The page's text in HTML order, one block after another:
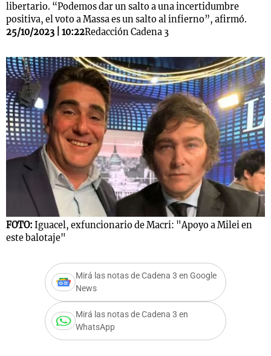
libertario. “Podemos dar un salto a una incertidumbre
positiva, el voto a Massa es un salto al infierno”, afirmó.
25/10/2023 | 10:22Redacción Cadena 3
FOTO: Iguacel, exfuncionario de Macri: "Apoyo a Milei en
este balotaje"
Mirá las notas de Cadena 3 en Google
News
Mirá las notas de Cadena 3 en
WhatsApp
Mundial 2026
Notas
Cadena 3